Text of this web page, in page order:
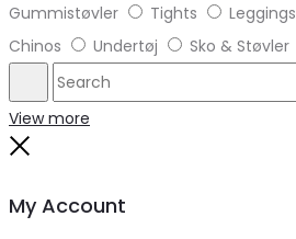
Gummistøvler
Tights Leggings
Chinos
Undertøj Sko & Støvler
Search
View more
My Account